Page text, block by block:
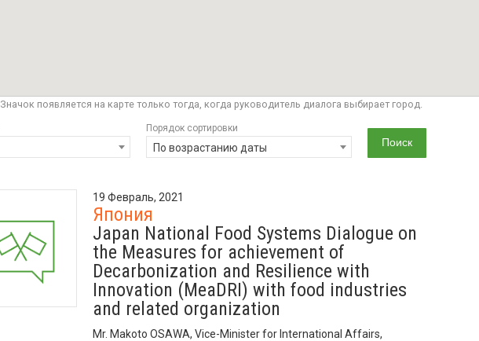
Значок появляется на карте только тогда, когда руководитель диалога выбирает город.
Порядок сортировки
По возрастанию даты
19 Февраль, 2021
Япония
Japan National Food Systems Dialogue on
the Measures for achievement of
Decarbonization and Resilience with
Innovation (MeaDRI) with food industries
and related organization
Mr. Makoto OSAWA, Vice-Minister for International Affairs,